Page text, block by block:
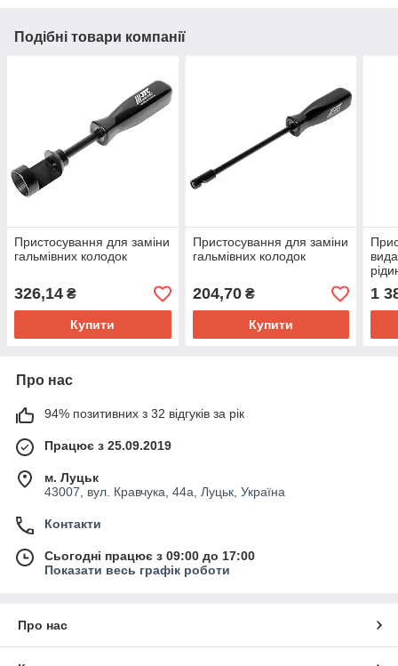
Подібні товари компанії
Пристосування для заміни
гальмівних колодок
326,14 ₴
Купити
Пристосування для заміни
гальмівних колодок
204,70₴
Купити
1
Про нас
94% позитивних з 32 відгуків за рік
Працює з 25.09.2019
м. Луцьк
43007, вул. Кравчука, 44а, Луцьк, Україна
Контакти
Сьогодні працює з 09:00 до 17:00
Показати весь графік роботи
Про нас